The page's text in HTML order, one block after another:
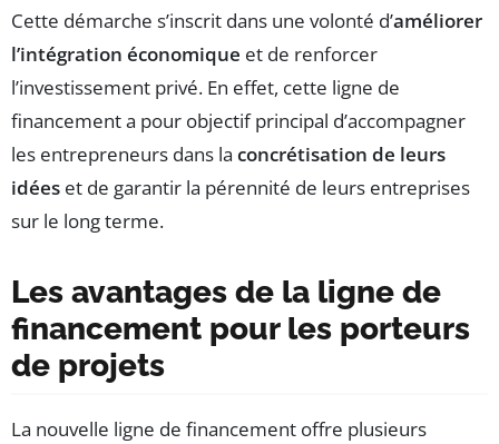
Cette démarche s’inscrit dans une volonté d’améliorer
l’intégration économique et de renforcer
l’investissement privé. En effet, cette ligne de
financement a pour objectif principal d’accompagner
les entrepreneurs dans la concrétisation de leurs
idées et de garantir la pérennité de leurs entreprises
sur le long terme.
Les avantages de la ligne de
financement pour les porteurs
de projets
La nouvelle ligne de financement offre plusieurs